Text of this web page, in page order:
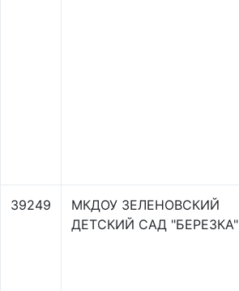
39249
МКДОУ ЗЕЛЕНОВСКИЙ
ДЕТСКИЙ САД "БЕРЕЗКА"